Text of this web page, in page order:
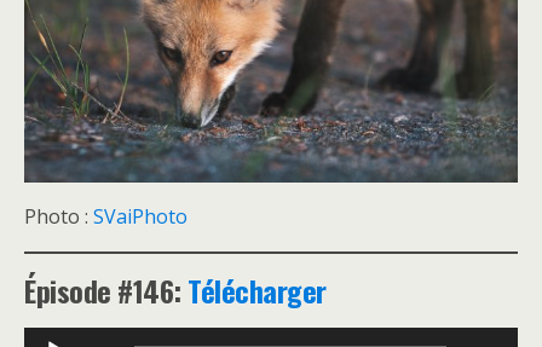
Photo : SVaiPhoto
Épisode #146:Télécharger